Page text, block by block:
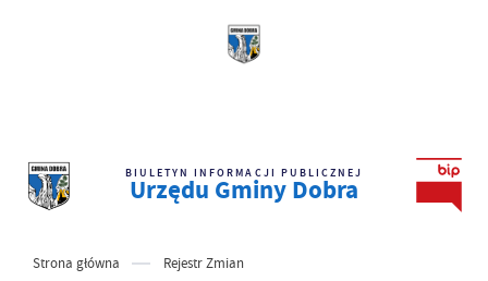
BIULETYN INFORMACJI PUBLICZNEJ
Urzędu Gminy Dobra
Strona główna Rejestr Zmian